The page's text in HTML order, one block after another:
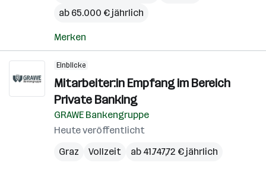
ab 65.000 € jährlich
Merken
Einblicke
Mitarbeiter:in Empfang im Bereich
Private Banking
GRAWE Bankengruppe
Heute veröffentlicht
Graz
Vollzeit ab 41.747,72 € jährlich